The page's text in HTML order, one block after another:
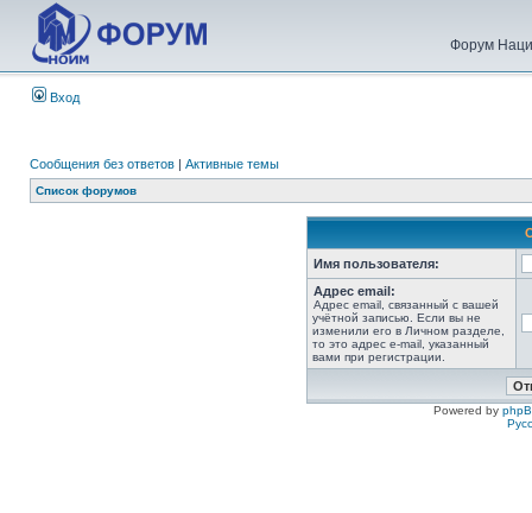
Форум
Вход
Сообщения без ответов | Активные темы
Список форумов
Имя пользователя:
Адрес email:
Адрес email, связанный с вашей
учётной записью. Если вы не
изменили его в Личном разделе,
то это адрес e-mail, указанный
вами при регистрации.
Powered by